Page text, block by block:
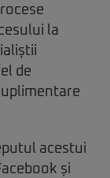
la
de
acestui
și